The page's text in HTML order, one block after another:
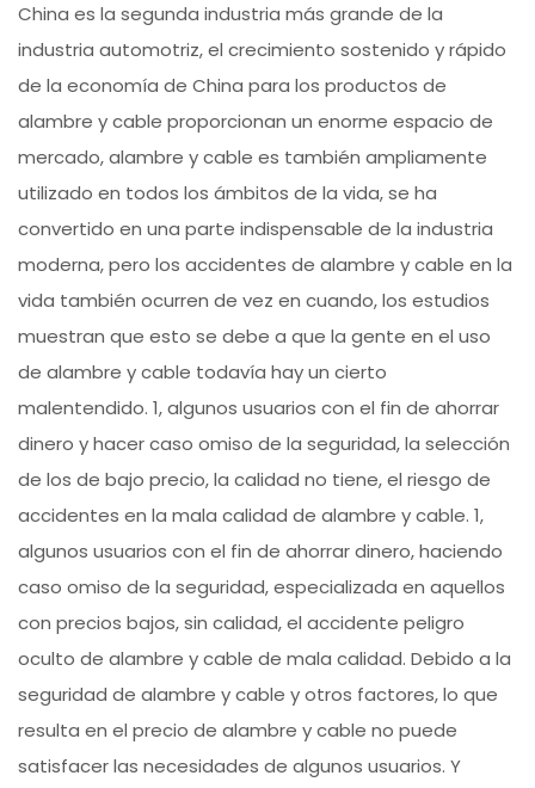
China es la segunda industria más grande de la
industria automotriz, el crecimiento sostenido y rápido
de la economía de China para los productos de
alambre y cable proporcionan un enorme espacio de
mercado, alambre y cable es también ampliamente
utilizado en todos los ámbitos de la vida, se ha
convertido en una parte indispensable de la industria
moderna, pero los accidentes de alambre y cable en la
vida también ocurren de vez en cuando, los estudios
muestran que esto se debe a que la gente en el uso
de alambre y cable todavía hay un cierto
malentendido. 1, algunos usuarios con el fin de ahorrar
dinero y hacer caso omiso de la seguridad, la selección
de los de bajo precio, la calidad no tiene, el riesgo de
accidentes en la mala calidad de alambre y cable. 1,
algunos usuarios con el fin de ahorrar dinero, haciendo
caso omiso de la seguridad, especializada en aquellos
con precios bajos, sin calidad, el accidente peligro
oculto de alambre y cable de mala calidad. Debido a la
seguridad de alambre y cable y otros factores, lo que
resulta en el precio de alambre y cable no puede
satisfacer las necesidades de algunos usuarios. Y